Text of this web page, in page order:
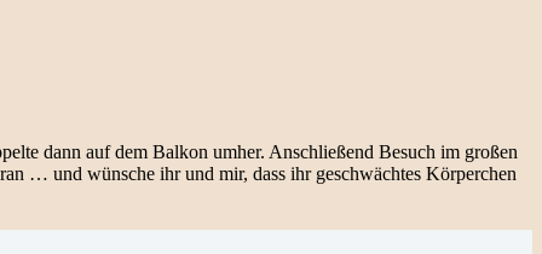
dann auf dem Balkon umher. Anschließend Besuch im großen
… und wünsche ihr und mir, dass ihr geschwächtes Körperchen